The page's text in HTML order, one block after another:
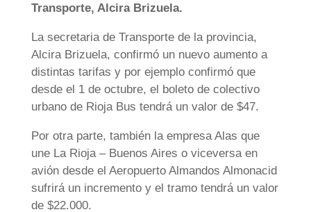
Transporte, Alcira Brizuela.
La secretaria de Transporte de la provincia,
Alcira Brizuela, confirmó un nuevo aumento a
distintas tarifas y por ejemplo confirmó que
desde el 1 de octubre, el boleto de colectivo
urbano de Rioja Bus tendrá un valor de $47.
Por otra parte, también la empresa Alas que
une La Rioja – Buenos Aires o viceversa en
avión desde el Aeropuerto Almandos Almonacid
sufrirá un incremento y el tramo tendrá un valor
de $22.000.